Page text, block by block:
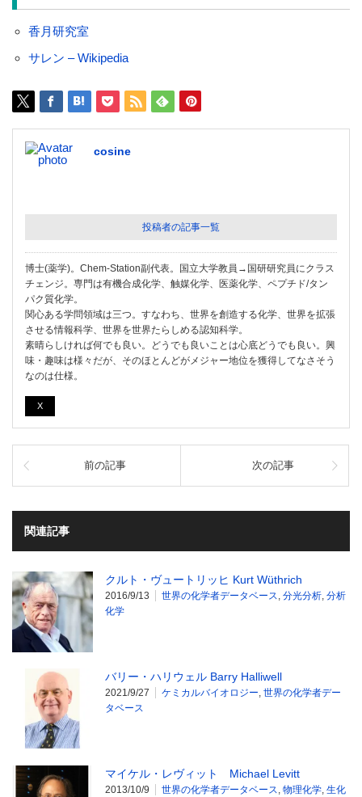
香月研究室
サレン – Wikipedia
cosine
投稿者の記事一覧
博士(薬学)。Chem-Station副代表。国立大学教員→国研研究員にクラス
チェンジ。専門は有機合成化学、触媒化学、医薬化学、ペプチド/タン
パク質化学。
関心ある学問領域は三つ。すなわち、世界を創造する化学、世界を拡張
させる情報科学、世界を世界たらしめる認知科学。
素晴らしければ何でも良い。どうでも良いことは心底どうでも良い。興
味・趣味は様々だが、そのほとんどがメジャー地位を獲得してなさそう
なのは仕様。
X
前の記事 次の記事
関連記事
クルト・ヴュートリッヒ Kurt Wüthrich
2016/9/13 世界の化学者データベース 分光分析 分析
化学
バリー・ハリウェル Barry Halliwell
2021/9/27 ケミカルバイオロジー 世界の化学者デー
タベース
マイケル・レヴィット Michael Levitt
2013/10/9 世界の化学者データベース 物理化学 生化